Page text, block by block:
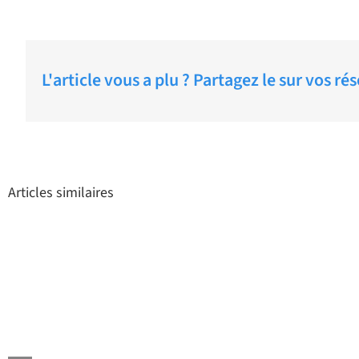
L'article vous a plu ? Partagez le sur vos
Articles similaires